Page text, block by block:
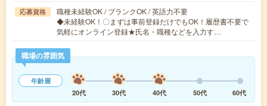
応募資格
職種未経験OK / ブランクOK / 英語力不要
◆未経験OK！〇まずは事前登録だけでもOK！履歴書不要で
気軽にオンライン登録★氏名・職種などを入力す…
職場の雰囲気
年齢層
20代
30代 40代 50代 60代